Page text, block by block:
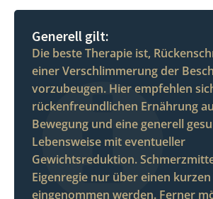
Generell gilt:
Die beste Therapie ist,
einer Verschlimmerung der
vorzubeugen. Hier empfehlen
rückenfreundlichen Ernährung
Bewegung und eine generell
Lebensweise mit eventueller
Gewichtsreduktion.
Eigenregie nur über einen
eingenommen werden. Ferner